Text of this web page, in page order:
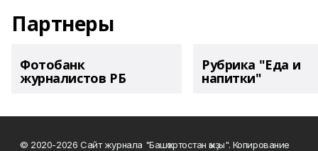
Партнеры
Фотобанк
журналистов РБ
Рубрика "Еда и
напитки"
© 2020-2026 Сайт журнала "Башҡортостан ҡыҙы". Копирование